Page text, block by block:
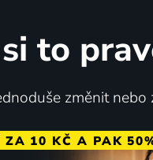
2003 | USA | Komedie, Dobrodružný, Fantasy, Rodinný, Romantický
to
změnit nebo
ZA 10 KČ A PAK